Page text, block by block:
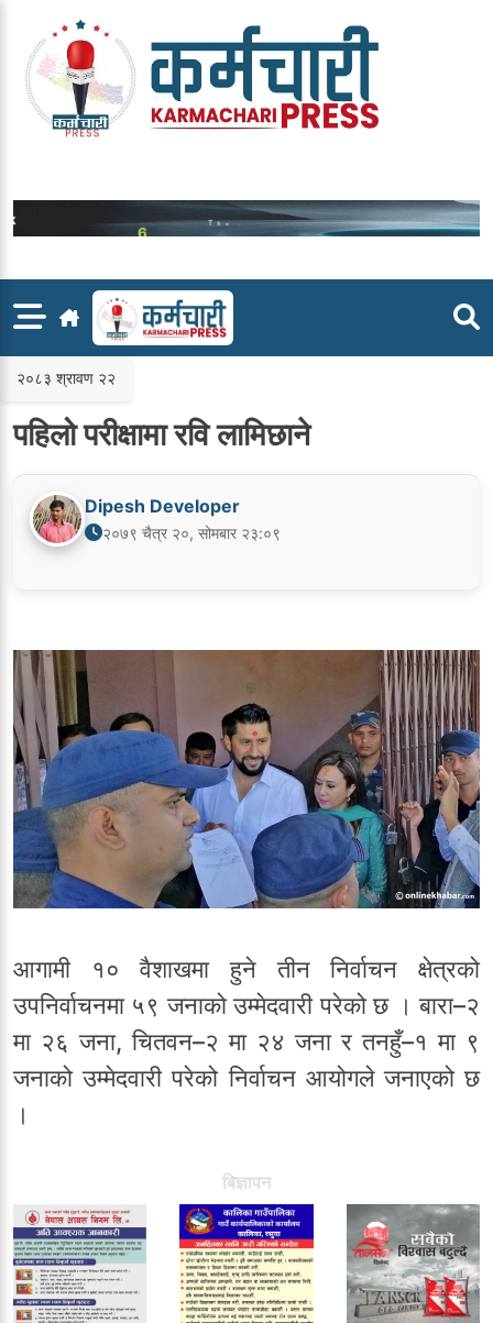
content
२०८३ श्रावण २२
पहिलो परीक्षामा रवि लामिछाने
Dipesh Developer
२०७९ चैत्र २०, सोमबार २३:०९
आगामी १० वैशाखमा हुने तीन निर्वाचन क्षेत्रको
उपनिर्वाचनमा ५९ जनाको उम्मेदवारी परेको छ । बारा–२
मा २६ जना, चितवन–२ मा २४ जना र तनहुँ–१ मा ९
जनाको उम्मेदवारी परेको निर्वाचन आयोगले जनाएको छ
।
बिज्ञापन